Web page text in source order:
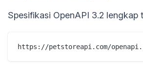
Spesifikasi OpenAPI 3.2 lengkap